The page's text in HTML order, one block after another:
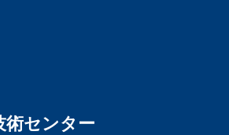
術センター